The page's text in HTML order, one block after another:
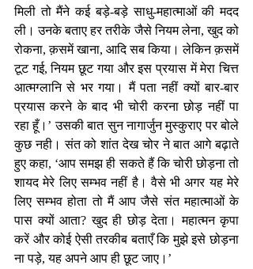
मिली तो मैंने कई बड़े-बड़े साधु-महात्माओं की मदद
ली। उनके बताए हर तरीके जैसे नियम लेना, खुद को
रोकना, क़समें खाना, आदि सब किया। लेकिन क़समें
टूट गई, नियम छूट गया और इस प्रयास में मेरा चित्त
आत्मग्लानि से भर गया। मैं पता नहीं क्यों बार-बार
प्रयास करने के बाद भी चोरी करना छोड़ नहीं पा
रहा हूँ।’ उसकी बात सुन नागार्जुन मुस्कुराए पर बोले
कुछ नही। संत को शांत देख चोर ने बात आगे बढ़ाते
हुए कहा, ‘आप समझ ही सकते हैं कि चोरी छोड़ना तो
शायद मेरे लिए सम्भव नहीं है। वैसे भी अगर यह मेरे
लिए सम्भव होता तो मैं आप जैसे संत महात्माओं के
पास क्यों आता? खुद ही छोड़ देता। महात्मन कृपा
करें और कोई ऐसी तरकीब बताएँ कि मुझे इसे छोड़ना
ना पड़े, यह अपने आप ही छूट जाए।’